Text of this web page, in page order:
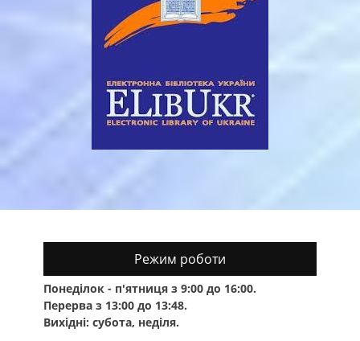
Режим роботи
Понеділок - п'ятниця з 9:00 до 16:00.
Перерва з 13:00 до 13:48.
Вихідні: субота, неділя.